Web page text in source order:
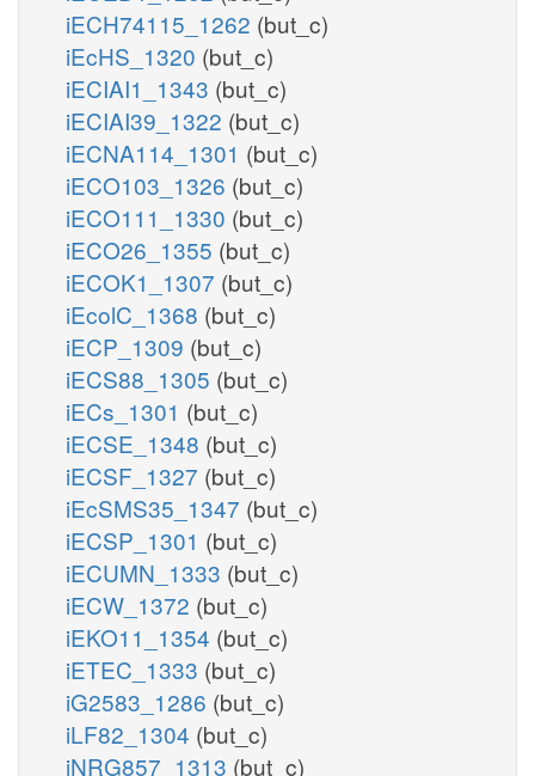
iECH74115_1262 (but_c)
iEcHS_1320 (but_c)
iECIAI1_1343 (but_c)
iECIAI39_1322 (but_c)
iECNA114_1301 (but_c)
iECO103_1326 (but_c)
iECO111_1330 (but_c)
iECO26_1355 (but_c)
iECOK1_1307 (but_c)
iEcolC_1368 (but_c)
iECP_1309 (but_c)
iECS88_1305 (but_c)
iECs_1301 (but_c)
iECSE_1348 (but_c)
iECSF_1327 (but_c)
iEcSMS35_1347 (but_c)
iECSP_1301 (but_c)
iECUMN_1333 (but_c)
iECW_1372 (but_c)
iEKO11_1354 (but_c)
iETEC_1333 (but_c)
iG2583_1286 (but_c)
iLF82_1304 (but_c)
iNRG857_1313 (but_c)